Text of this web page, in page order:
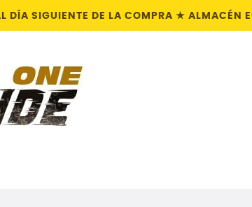
SIGUIENTE DE LA COMPRA ★ ALMACÉN